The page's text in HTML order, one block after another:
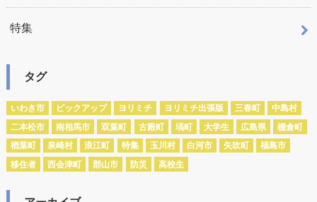
特集
タグ
いわき市 ピックアップ ヨリミチ ヨリミチ出張版 三春町
中島村
二本松市
南相馬市 双葉町 古殿町 塙町 大学生 広島県
棚倉町
楢葉町
泉崎村 浪江町 特集 玉川村 白河市 矢吹町
福島市
移住者
西会津町 郡山市 防災 高校生